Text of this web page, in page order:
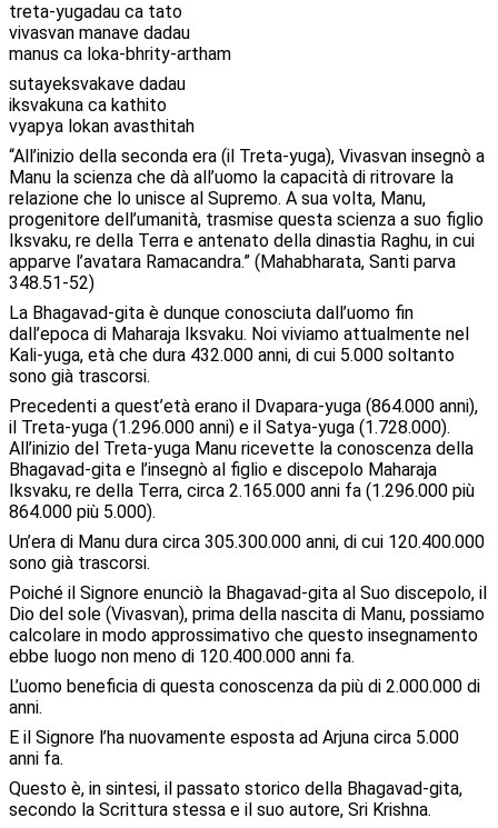
treta-yugadau ca tato
vivasvan manave dadau
manus ca loka-bhrity-artham
sutayeksvakave dadau
iksvakuna ca kathito
vyapya lokan avasthitah
“All’inizio della seconda era (il Treta-yuga), Vivasvan insegnò a
Manu la scienza che dà all’uomo la capacità di ritrovare la
relazione che lo unisce al Supremo. A sua volta, Manu,
progenitore dell’umanità, trasmise questa scienza a suo figlio
Iksvaku, re della Terra e antenato della dinastia Raghu, in cui
apparve l’avatara Ramacandra.” (Mahabharata, Santi parva
348.51-52)
La Bhagavad-gita è dunque conosciuta dall’uomo fin
dall’epoca di Maharaja Iksvaku. Noi viviamo attualmente nel
Kali-yuga, età che dura 432.000 anni, di cui 5.000 soltanto
sono già trascorsi.
Precedenti a quest’età erano il Dvapara-yuga (864.000 anni),
il Treta-yuga (1.296.000 anni) e il Satya-yuga (1.728.000).
All’inizio del Treta-yuga Manu ricevette la conoscenza della
Bhagavad-gita e l’insegnò al figlio e discepolo Maharaja
Iksvaku, re della Terra, circa 2.165.000 anni fa (1.296.000 più
864.000 più 5.000).
Un’era di Manu dura circa 305.300.000 anni, di cui 120.400.000
sono già trascorsi.
Poiché il Signore enunciò la Bhagavad-gita al Suo discepolo, il
Dio del sole (Vivasvan), prima della nascita di Manu, possiamo
calcolare in modo approssimativo che questo insegnamento
ebbe luogo non meno di 120.400.000 anni fa.
L’uomo beneficia di questa conoscenza da più di 2.000.000 di
anni.
E il Signore l’ha nuovamente esposta ad Arjuna circa 5.000
anni fa.
Questo è, in sintesi, il passato storico della Bhagavad-gita,
secondo la Scrittura stessa e il suo autore, Sri Krishna.